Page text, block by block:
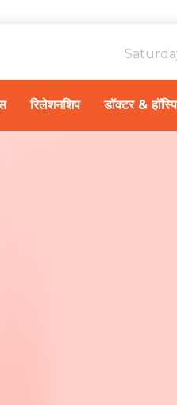
रिलेशनशिप डॉक्टर &